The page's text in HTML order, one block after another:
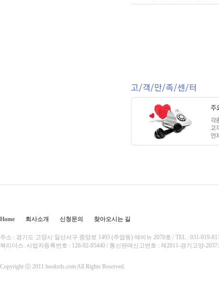
Home 회사소개 신청문의 찾아오시는 길
주소 : 경기도 고양시 일산서구 중앙로 1493 (주엽동) 애비뉴 2078호 / TEL : 031-919-
북리더스. 사업자등록번호 : 128-92-95440 / 통신판매신고번호 : 제2011-경기고양-
Copyright ⓒ 2011 bookrds.com All Rights Reserved.